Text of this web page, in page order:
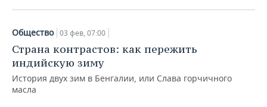
ЭНЕРГЕТИКА
ТЕЛЕКОММУНИКАЦИИ
БИЗНЕС-БРАНЧИ
ONLINE-КОНФЕРЕНЦИИ
ФУТБОЛ
ХОККЕЙ
НОВОСТИ ОБЩЕСТВА
ВЛАСТЬ
ФОТОГАЛЕРЕЯ
СЮЖЕТЫ
Общество 03 фев, 07:00
Страна контрастов: как пережить
индийскую зиму
История двух зим в Бенгалии, или Слава горчичного
масла